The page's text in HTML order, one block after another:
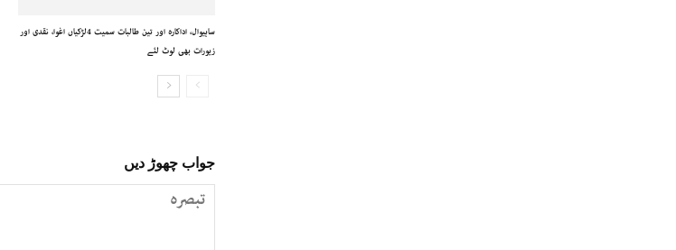
ساہیوال، اداکارہ اور تین طالبات سمیت 4لڑکیاں اغوا، نقدی اور
زیورات بھی لوٹ لئے
جواب چھوڑ دیں